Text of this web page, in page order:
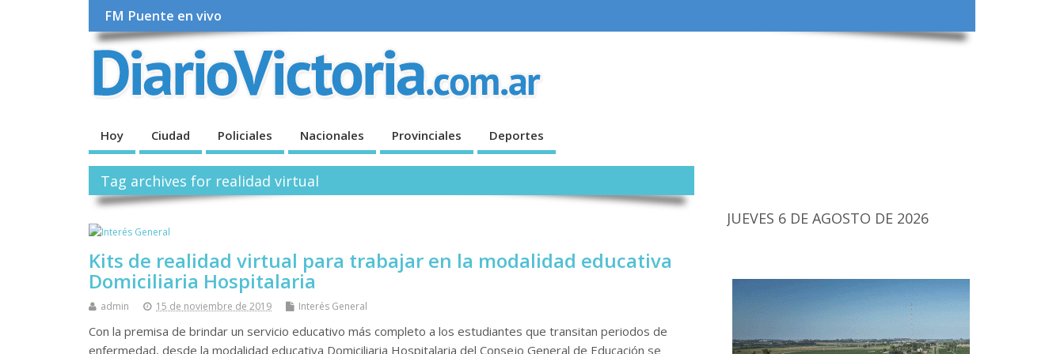
FM Puente en vivo
Hoy Ciudad Policiales Nacionales Provinciales Deportes
Tag archives for realidad virtual
Kits de realidad virtual para trabajar en la modalidad educativa
Domiciliaria Hospitalaria
admin 15 de noviembre de 2019 Interés General
Con la premisa de brindar un servicio educativo más completo a los estudiantes que transitan periodos de
enfermedad, desde la modalidad educativa Domiciliaria Hospitalaria del Consejo General de Educación se
JUEVES 6 DE AGOSTO DE 2026